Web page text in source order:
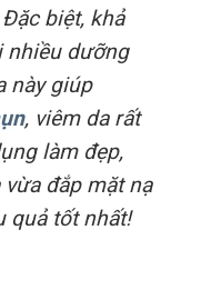
biệt, khả
nhiều dưỡng
này giúp
, viêm da rất
làm đẹp,
đắp mặt nạ
quả tốt nhất!